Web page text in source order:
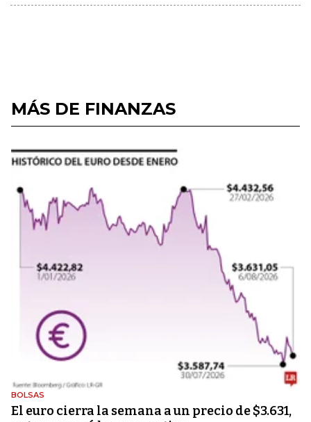
MÁS DE FINANZAS
BOLSAS
El euro cierra la semana a un precio de $3.631,